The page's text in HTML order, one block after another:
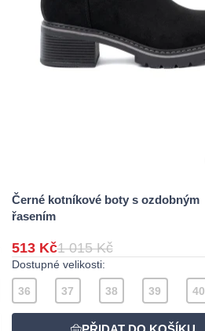
Černé kotníkové boty s ozdobným
řasením
513 Kč1 015 Kč
Dostupné velikosti:
36 37 38 39 40